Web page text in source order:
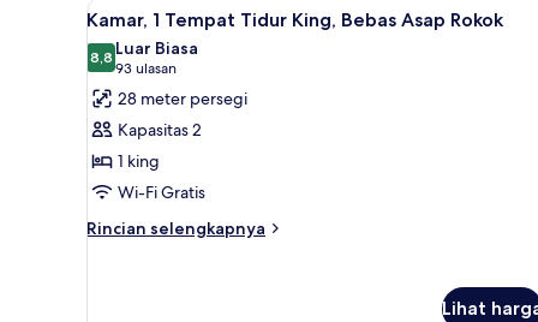
Lihat
semua
foto
untuk
Kamar,
1
Tempat
Tidur
King,
5
Kamar, 1 Tempat Tidur King, Bebas Asap Rokok
8,88,8 dari 10
Luar Biasa
93 ulasan
(93
ulasan)
28 meter persegi
Kapasitas 2
1 king
Wi-Fi Gratis
Rincian selengkapnya
Rincian
Lihat